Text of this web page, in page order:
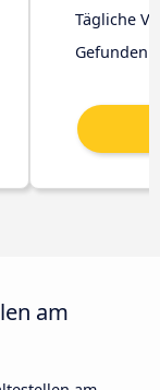
Tägliche
Gefunden
am